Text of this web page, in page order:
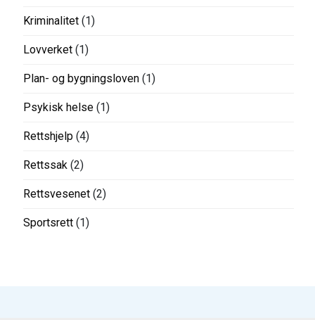
Kriminalitet (1)
Lovverket (1)
Plan- og bygningsloven (1)
Psykisk helse (1)
Rettshjelp (4)
Rettssak (2)
Rettsvesenet (2)
Sportsrett (1)